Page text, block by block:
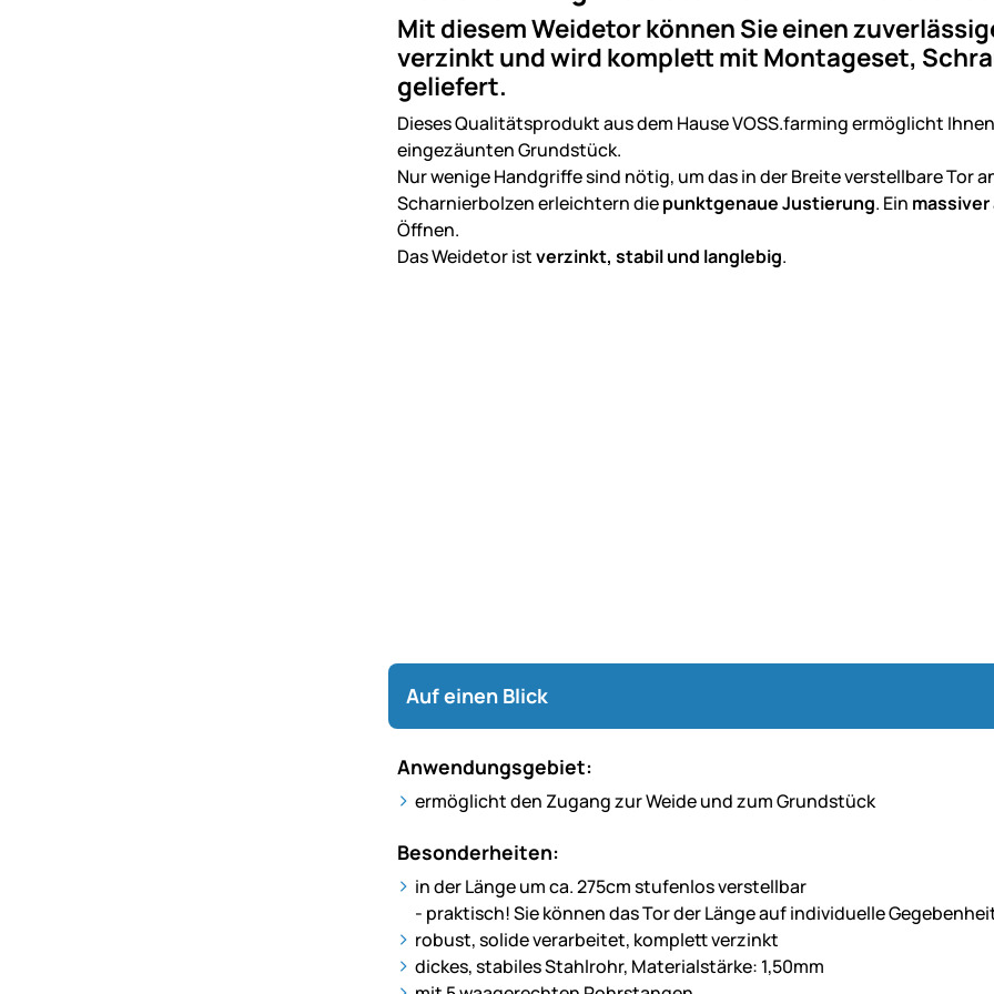
Mit diesem Weidetor können Sie einen
verzinkt und wird komplett mit Montageset,
geliefert.
Dieses Qualitätsprodukt aus dem Hause VOSS.farming ermöglicht
eingezäunten Grundstück.
Nur wenige Handgriffe sind nötig, um das in der Breite verstellbare Tor
Scharnierbolzen erleichtern diepunktgenaue Justierung. Ein
Öffnen.
Das Weidetor istverzinkt, stabil und langlebig.
Auf einen Blick
Anwendungsgebiet:
ermöglicht den Zugang zur Weide und zum Grundstück
Besonderheiten:
in der Länge um ca. 275cm stufenlos verstellbar
- praktisch! Sie können das Tor der Länge auf individuelle
robust, solide verarbeitet, komplett verzinkt
dickes, stabiles Stahlrohr, Materialstärke: 1,50mm